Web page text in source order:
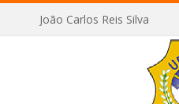
João Carlos Reis Silva